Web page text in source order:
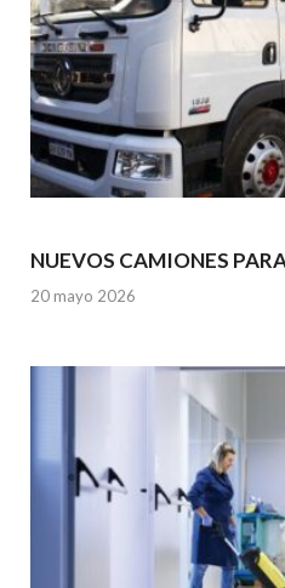
NUEVOS CAMIONES
20 mayo 2026